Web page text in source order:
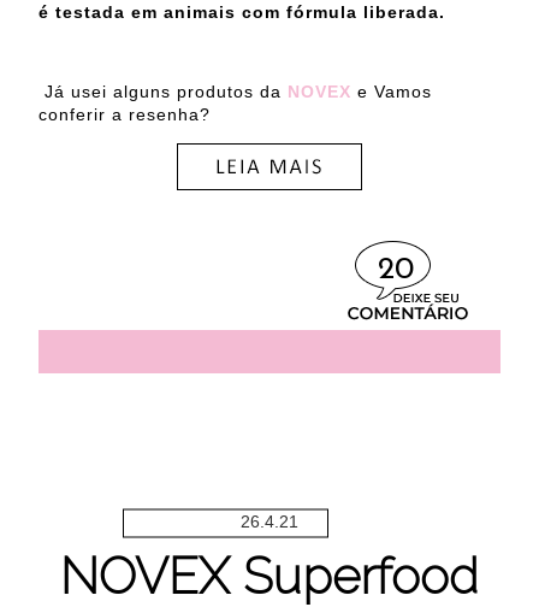
é testada em animais com fórmula liberada.
Já usei alguns produtos da NOVEX e Vamos
conferir a resenha?
20
26.4.21
NOVEX Superfood